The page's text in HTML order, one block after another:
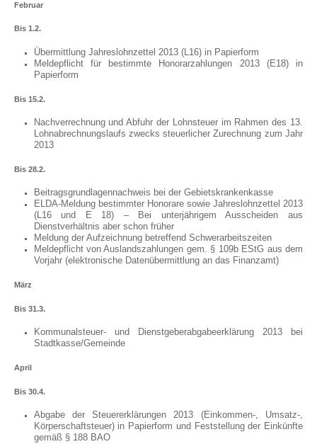
Februar
Bis 1.2.
Übermittlung Jahreslohnzettel 2013 (L16) in Papierform
Meldepflicht für bestimmte Honorarzahlungen 2013 (E18) in
Papierform
Bis 15.2.
Nachverrechnung und Abfuhr der Lohnsteuer im Rahmen des 13.
Lohnabrechnungslaufs zwecks steuerlicher Zurechnung zum Jahr
2013
Bis 28.2.
Beitragsgrundlagennachweis bei der Gebietskrankenkasse
ELDA-Meldung bestimmter Honorare sowie Jahreslohnzettel 2013
(L16 und E 18) – Bei unterjährigem Ausscheiden aus
Dienstverhältnis aber schon früher
Meldung der Aufzeichnung betreffend Schwerarbeitszeiten
Meldepflicht von Auslandszahlungen gem. § 109b EStG aus dem
Vorjahr (elektronische Datenübermittlung an das Finanzamt)
März
Bis 31.3.
Kommunalsteuer- und Dienstgeberabgabeerklärung 2013 bei
Stadtkasse/Gemeinde
April
Bis 30.4.
Abgabe der Steuererklärungen 2013 (Einkommen-, Umsatz-,
Körperschaftsteuer) in Papierform und Feststellung der Einkünfte
gemäß § 188 BAO